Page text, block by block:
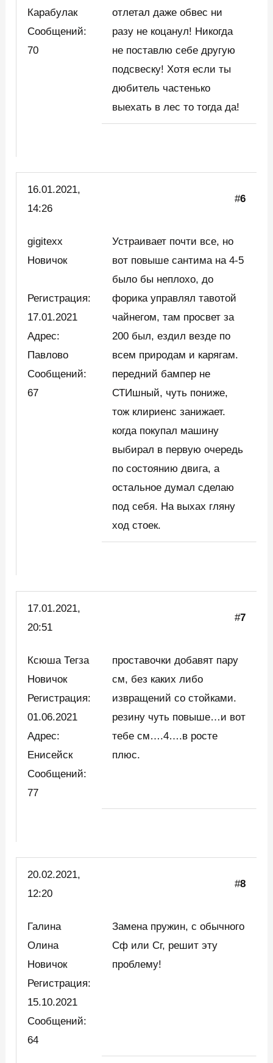
Карабулак
Сообщений:
70
отлетал даже обвес ни
разу не коцанул! Никогда
не поставлю себе другую
подсвеску! Хотя если ты
дюбитель частенько
выехать в лес то тогда да!
16.01.2021,
14:26
#6
gigitexx
Новичок
Регистрация:
17.01.2021
Адрес:
Павлово
Сообщений:
67
Устраивает почти все, но
вот повыше сантима на 4-5
было бы неплохо, до
форика управлял тавотой
чайнегом, там просвет за
200 был, ездил везде по
всем природам и карягам.
передний бампер не
СТИшный, чуть пониже,
тож клириенс занижает.
когда покупал машину
выбирал в первую очередь
по состоянию двига, а
остальное думал сделаю
под себя. На выхах гляну
ход стоек.
17.01.2021,
20:51
#7
Ксюша Тегза
Новичок
Регистрация:
01.06.2021
Адрес:
Енисейск
Сообщений:
77
проставочки добавят пару
см, без каких либо
извращений со стойками.
резину чуть повыше…и вот
тебе см….4….в росте
плюс.
20.02.2021,
12:20
#8
Галина
Олина
Новичок
Регистрация:
15.10.2021
Сообщений:
64
Замена пружин, с обычного
Сф или Сг, решит эту
проблему!